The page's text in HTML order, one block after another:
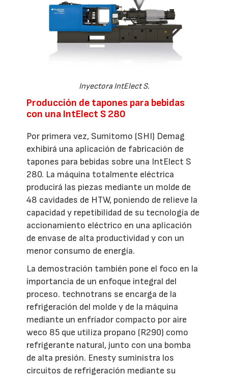
Inyectora IntElect S.
Producción de tapones para bebidas
con una IntElect S 280
Por primera vez, Sumitomo (SHI) Demag
exhibirá una aplicación de fabricación de
tapones para bebidas sobre una IntElect S
280. La máquina totalmente eléctrica
producirá las piezas mediante un molde de
48 cavidades de HTW, poniendo de relieve la
capacidad y repetibilidad de su tecnología de
accionamiento eléctrico en una aplicación
de envase de alta productividad y con un
menor consumo de energía.
La demostración también pone el foco en la
importancia de un enfoque integral del
proceso. technotrans se encarga de la
refrigeración del molde y de la máquina
mediante un enfriador compacto por aire
weco 85 que utiliza propano (R290) como
refrigerante natural, junto con una bomba
de alta presión. Enesty suministra los
circuitos de refrigeración mediante su